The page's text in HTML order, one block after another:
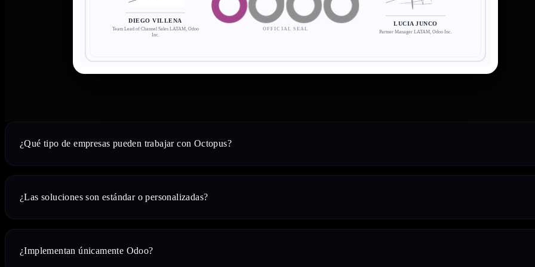
DIEGO VILLENA
Team Lead of Channel Sales LATAM, Odoo
Inc.
OFFICIAL SEAL
LUCIA JUNCO
Partner Manager LATAM, Odoo Inc.
¿Qué tipo de empresas pueden trabajar con Octopus?
¿Las soluciones son estándar o personalizadas?
¿Implementan únicamente Odoo?